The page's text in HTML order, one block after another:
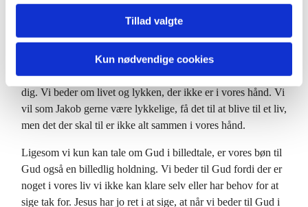
Tillad valgte
Kun nødvendige cookies
gode billeder, men også den Gud som er mørk og til tider
grusom. Livet er en vedvarende samtale med Gud. Gud som
vi ikke kan undvære, og dog ikke altid kan forstå. Vi er ikke
Herre over vort eget liv, vi er nødt til at stole på dig, bede til
dig. Vi beder om livet og lykken, der ikke er i vores hånd. Vi
vil som Jakob gerne være lykkelige, få det til at blive til et liv,
men det der skal til er ikke alt sammen i vores hånd.
Ligesom vi kun kan tale om Gud i billedtale, er vores bøn til
Gud også en billedlig holdning. Vi beder til Gud fordi der er
noget i vores liv vi ikke kan klare selv eller har behov for at
sige tak for. Jesus har jo ret i at sige, at når vi beder til Gud i